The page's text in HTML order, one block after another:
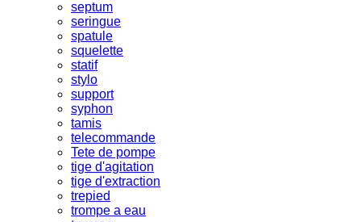
septum
seringue
spatule
squelette
statif
stylo
support
syphon
tamis
telecommande
Tete de pompe
tige d'agitation
tige d'extraction
trepied
trompe a eau